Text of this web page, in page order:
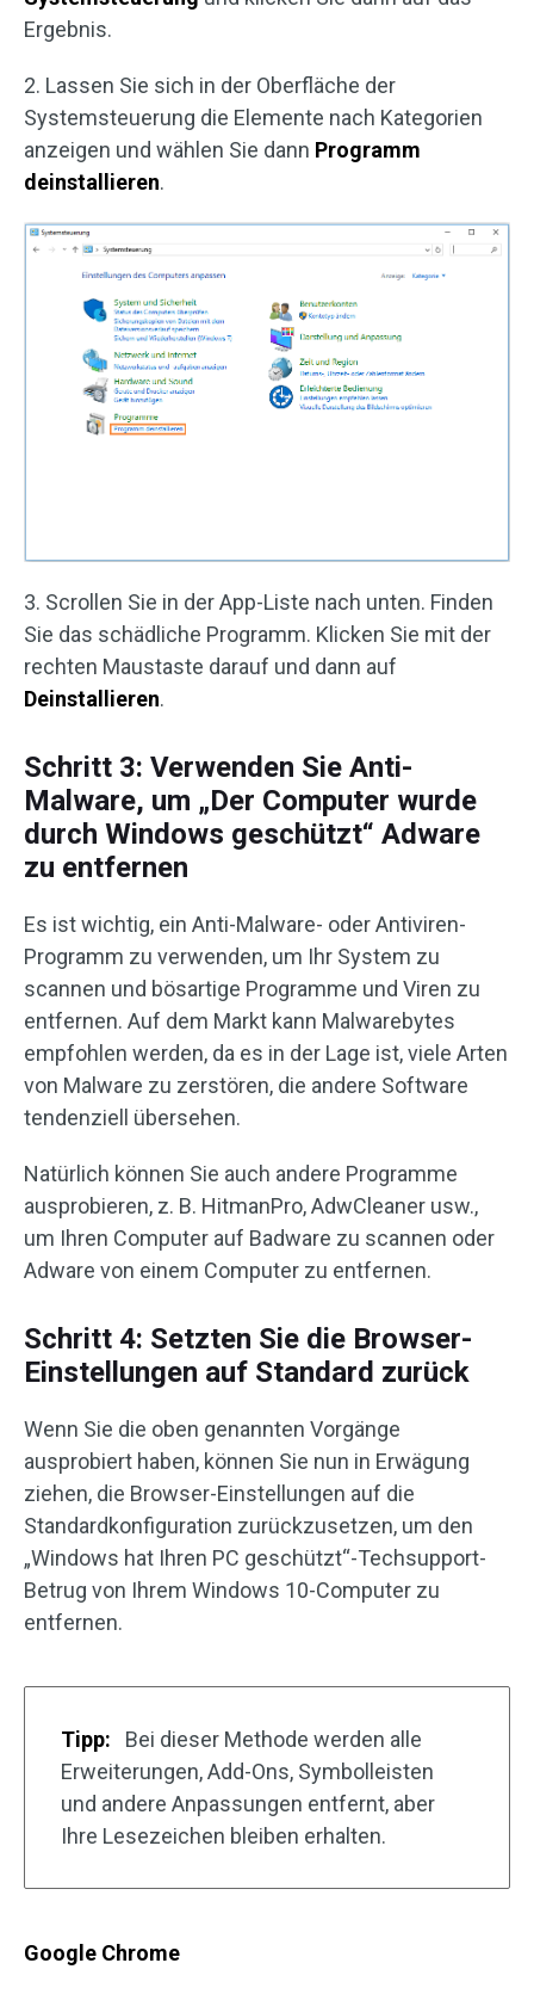
Ergebnis.
2. Lassen Sie sich in der Oberfläche der
Systemsteuerung die Elemente nach Kategorien
anzeigen und wählen Sie dann Programm
deinstallieren.
3. Scrollen Sie in der App-Liste nach unten. Finden
Sie das schädliche Programm. Klicken Sie mit der
rechten Maustaste darauf und dann auf
Deinstallieren.
Schritt 3: Verwenden Sie Anti-
Malware, um „Der Computer wurde
durch Windows geschützt“ Adware
zu entfernen
Es ist wichtig, ein Anti-Malware- oder Antiviren-
Programm zu verwenden, um Ihr System zu
scannen und bösartige Programme und Viren zu
entfernen. Auf dem Markt kann Malwarebytes
empfohlen werden, da es in der Lage ist, viele Arten
von Malware zu zerstören, die andere Software
tendenziell übersehen.
Natürlich können Sie auch andere Programme
ausprobieren, z. B. HitmanPro, AdwCleaner usw.,
um Ihren Computer auf Badware zu scannen oder
Adware von einem Computer zu entfernen.
Schritt 4: Setzten Sie die Browser-
Einstellungen auf Standard zurück
Wenn Sie die oben genannten Vorgänge
ausprobiert haben, können Sie nun in Erwägung
ziehen, die Browser-Einstellungen auf die
Standardkonfiguration zurückzusetzen, um den
„Windows hat Ihren PC geschützt“-Techsupport-
Betrug von Ihrem Windows 10-Computer zu
entfernen.
Tipp:
Bei dieser Methode werden alle
Erweiterungen, Add-Ons, Symbolleisten
und andere Anpassungen entfernt, aber
Ihre Lesezeichen bleiben erhalten.
Google Chrome